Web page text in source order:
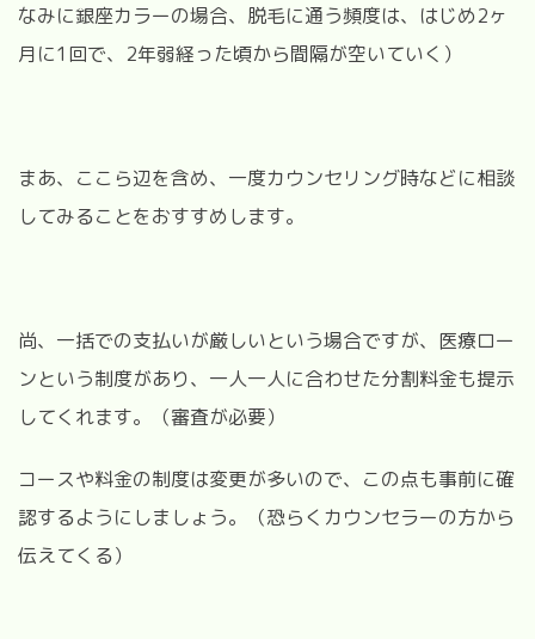
なみに銀座カラーの場合、脱毛に通う頻度は、はじめ2ヶ
月に1回で、2年弱経った頃から間隔が空いていく）
まあ、ここら辺を含め、一度カウンセリング時などに相談
してみることをおすすめします。
尚、一括での支払いが厳しいという場合ですが、医療ロー
ンという制度があり、一人一人に合わせた分割料金も提示
してくれます。（審査が必要）
コースや料金の制度は変更が多いので、この点も事前に確
認するようにしましょう。（恐らくカウンセラーの方から
伝えてくる）